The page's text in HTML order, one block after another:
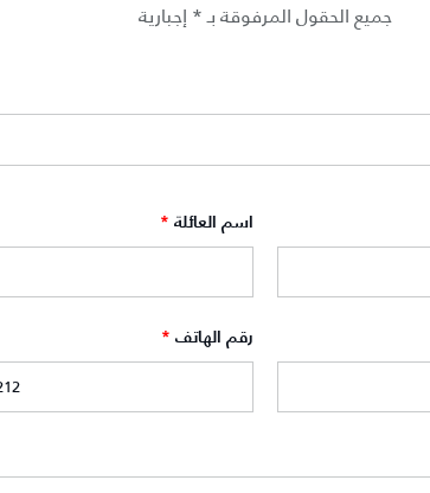
جميع الحقول المرفوقة بـ * إجبارية
اسم العائلة *
رقم الهاتف *